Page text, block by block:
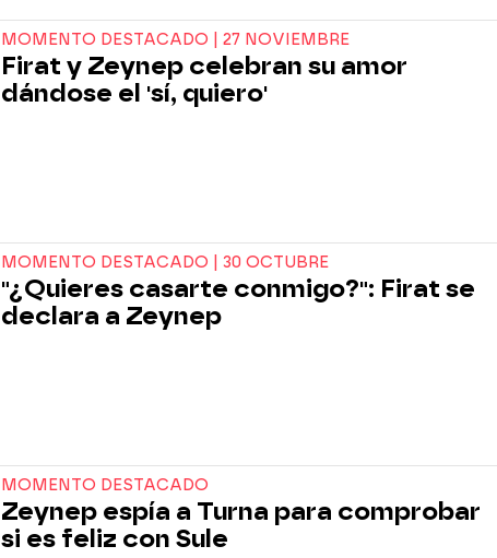
MOMENTO DESTACADO | 27 NOVIEMBRE
Firat y Zeynep celebran su amor
dándose el 'sí, quiero'
MOMENTO DESTACADO | 30 OCTUBRE
"¿Quieres casarte conmigo?": Firat se
declara a Zeynep
MOMENTO DESTACADO
Zeynep espía a Turna para comprobar
si es feliz con Sule